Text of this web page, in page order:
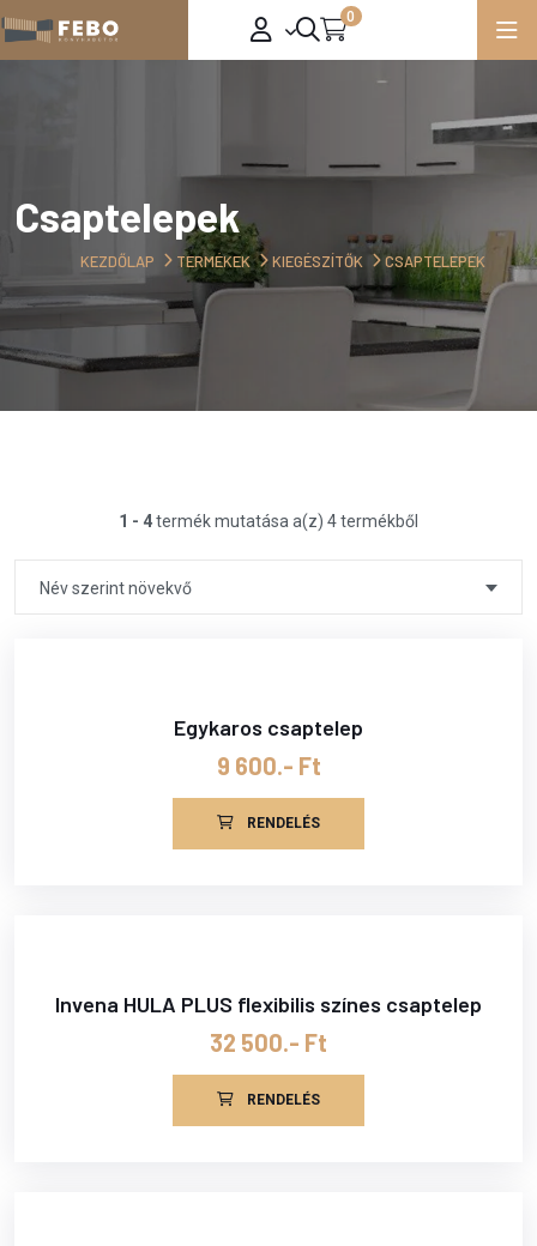
0
Csaptelepek
KEZDŐLAP TERMÉKEK KIEGÉSZÍTŐK CSAPTELEPEK
1 - 4termék mutatása a(z) 4 termékből
Név szerint növekvő
Egykaros csaptelep
9 600.- Ft
RENDELÉS
Invena HULA PLUS flexibilis színes csaptelep
32 500.- Ft
RENDELÉS